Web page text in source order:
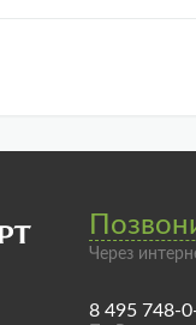
Через
8 495 748-